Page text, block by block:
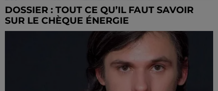
DOSSIER : TOUT CE QU’IL FAUT SAVOIR
SUR LE CHÈQUE ÉNERGIE